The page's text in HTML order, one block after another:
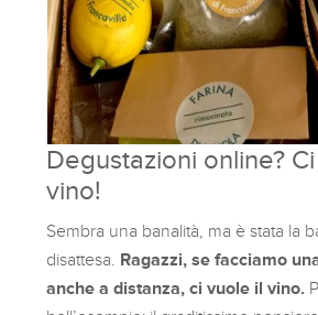
Degustazioni online?
vino!
Sembra una banalità, ma è stata la
disattesa. Ragazzi, se facciamo
anche a distanza, ci vuole il vino.